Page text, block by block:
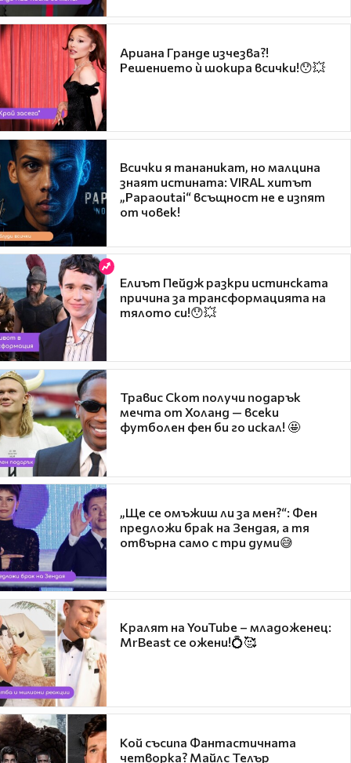
Ариана Гранде изчезва?!
Решението ѝ шокира всички!😯💥
Всички я тананикат, но малцина
знаят истината: VIRAL хитът
„Papaoutai“ всъщност не е изпят
от човек!
Елиът Пейдж разкри истинската
причина за трансформацията на
тялото си!😯💥
Травис Скот получи подарък
мечта от Холанд — всеки
футболен фен би го искал! 🤩
„Ще се омъжиш ли за мен?“: Фен
предложи брак на Зендая, а тя
отвърна само с три думи😅
Кралят на YouTube – младоженец:
MrBeast се ожени!💍🥰
Кой съсипа Фантастичната
четворка? Майлс Телър